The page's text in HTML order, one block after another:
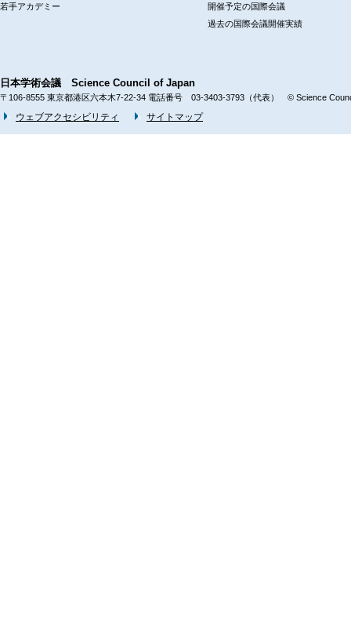
若手アカデミー
開催予定の国際会議
過去の国際会議開催実績
日本学術会議 Science Council of Japan
〒106-8555 東京都港区六本木7-22-34 電話番号 03-3403-3793（代表） © Science
ウェブアクセシビリティ サイトマップ